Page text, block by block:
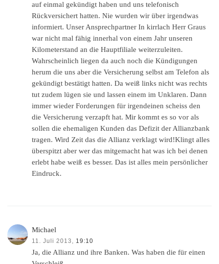
auf einmal gekündigt haben und uns telefonisch
Rückversichert hatten. Nie wurden wir über irgendwas
informiert. Unser Ansprechpartner In kirrlach Herr Graus
war nicht mal fähig innerhal von einem Jahr unseren
Kilometerstand an die Hauptfiliale weiterzuleiten.
Wahrscheinlich liegen da auch noch die Kündigungen
herum die uns aber die Versicherung selbst am Telefon als
gekündigt bestätigt hatten. Da weiß links nicht was rechts
tut zudem lügen sie und lassen einem im Unklaren. Dann
immer wieder Forderungen für irgendeinen scheiss den
die Versicherung verzapft hat. Mir kommt es so vor als
sollen die ehemaligen Kunden das Defizit der Allianzbank
tragen. Wird Zeit das die Allianz verklagt wird!Klingt alles
überspitzt aber wer das mitgemacht hat was ich bei denen
erlebt habe weiß es besser. Das ist alles mein persönlicher
Eindruck.
Michael
11. Juli 2013, 19:10
Ja, die Allianz und ihre Banken. Was haben die für einen